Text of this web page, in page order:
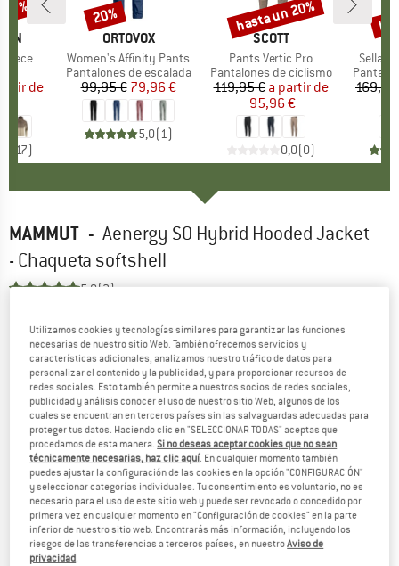
reducido
de
17)
MARCA
ORTOVOX
Artículo
Women's Affinity Pants
Product group
Pantalones de escalada
Precio
99,95 € Precio reducido
79,96 €
5,0(1)
Descuento
20%
MARCA
SCOTT
Artículo
Pants Vertic Pro
Product group
Pantalones de ciclismo
Precio
119,95 € Precio reducido
a partir de
95,96 €
0,0(0)
Descuento
hasta un 20%
Artículo
Sella
Product
MAMMUT - Aenergy SO Hybrid Hooded Jacket
- Chaqueta softshell
5,0(2)
Utilizamos cookies y tecnologías similares para garantizar las funciones
necesarias de nuestro sitio Web. También ofrecemos servicios y
características adicionales, analizamos nuestro tráfico de datos para
personalizar el contenido y la publicidad, y para proporcionar recursos de
redes sociales. Esto también permite a nuestros socios de redes sociales,
publicidad y análisis conocer el uso de nuestro sitio Web, algunos de los
cuales se encuentran en terceros países sin las salvaguardas adecuadas para
proteger tus datos. Haciendo clic en "SELECCIONAR TODAS" aceptas que
procedamos de esta manera.Si no deseas aceptar cookies que no sean
técnicamente necesarias, haz clic aquí. En cualquier momento también
puedes ajustar la configuración de las cookies en la opción "CONFIGURACIÓN"
y seleccionar categorías individuales. Tu consentimiento es voluntario, no es
necesario para el uso de este sitio web y puede ser revocado o concedido por
primera vez en cualquier momento en "Configuración de cookies" en la parte
inferior de nuestro sitio web. Encontrarás más información, incluyendo los
riesgos de las transferencias a terceros países, en nuestroAviso de
privacidad.